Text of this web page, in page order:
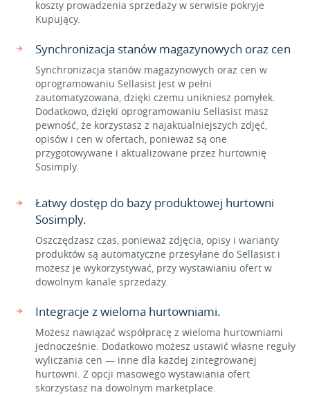
koszty prowadzenia sprzedaży w serwisie pokryje
Kupujący.
Synchronizacja stanów magazynowych oraz cen
Synchronizacja stanów magazynowych oraz cen w
oprogramowaniu Sellasist jest w pełni
zautomatyzowana, dzięki czemu unikniesz pomyłek.
Dodatkowo, dzięki oprogramowaniu Sellasist masz
pewność, że korzystasz z najaktualniejszych zdjęć,
opisów i cen w ofertach, ponieważ są one
przygotowywane i aktualizowane przez hurtownię
Sosimply.
Łatwy dostęp do bazy produktowej hurtowni
Sosimply.
Oszczędzasz czas, ponieważ zdjęcia, opisy i warianty
produktów są automatyczne przesyłane do Sellasist i
możesz je wykorzystywać, przy wystawianiu ofert w
dowolnym kanale sprzedaży.
Integracje z wieloma hurtowniami.
Możesz nawiązać współpracę z wieloma hurtowniami
jednocześnie. Dodatkowo możesz ustawić własne reguły
wyliczania cen — inne dla każdej zintegrowanej
hurtowni. Z opcji masowego wystawiania ofert
skorzystasz na dowolnym marketplace.